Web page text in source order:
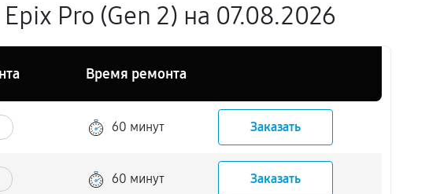
Pro (Gen 2) на 07.08.2026
Время ремонта
60 минут Заказать
60 минут Заказать